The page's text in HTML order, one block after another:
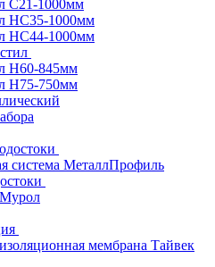
С21-1000мм
HC35-1000мм
НС44-1000мм
Н60-845мм
H75-750мм
система МеталлПрофиль
мембрана Тайвек